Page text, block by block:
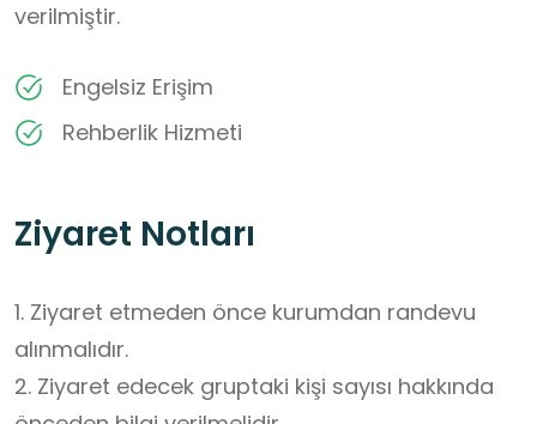
verilmiştir.
Engelsiz Erişim
Rehberlik Hizmeti
Ziyaret Notları
1. Ziyaret etmeden önce kurumdan randevu
alınmalıdır.
2. Ziyaret edecek gruptaki kişi sayısı hakkında